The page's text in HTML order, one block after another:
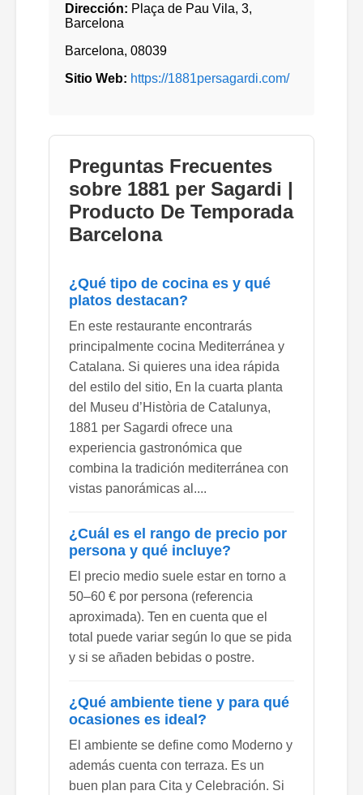
Dirección: Plaça de Pau Vila, 3,
Barcelona
Barcelona, 08039
Sitio Web: https://1881persagardi.com/
Preguntas Frecuentes
sobre 1881 per Sagardi |
Producto De Temporada
Barcelona
¿Qué tipo de cocina es y qué
platos destacan?
En este restaurante encontrarás
principalmente cocina Mediterránea y
Catalana. Si quieres una idea rápida
del estilo del sitio, En la cuarta planta
del Museu d’Història de Catalunya,
1881 per Sagardi ofrece una
experiencia gastronómica que
combina la tradición mediterránea con
vistas panorámicas al....
¿Cuál es el rango de precio por
persona y qué incluye?
El precio medio suele estar en torno a
50–60 € por persona (referencia
aproximada). Ten en cuenta que el
total puede variar según lo que se pida
y si se añaden bebidas o postre.
¿Qué ambiente tiene y para qué
ocasiones es ideal?
El ambiente se define como Moderno y
además cuenta con terraza. Es un
buen plan para Cita y Celebración. Si